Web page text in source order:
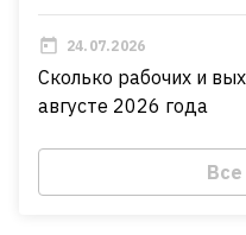
24.07.2026
Сколько рабочих и
августе 2026 года
Все